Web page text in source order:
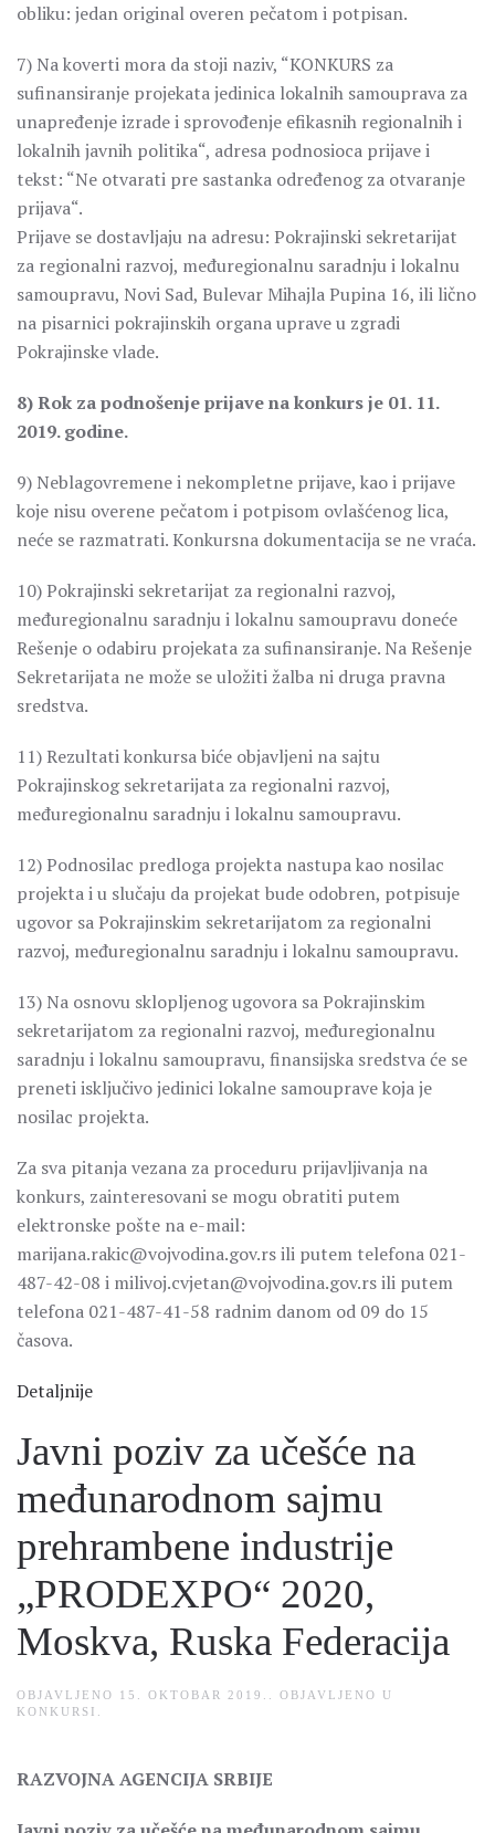
obliku: jedan original overen pečatom i potpisan.
7) Na koverti mora da stoji naziv, “KONKURS za
sufinansiranje projekata jedinica lokalnih samouprava za
unapređenje izrade i sprovođenje efikasnih regionalnih i
lokalnih javnih politika“, adresa podnosioca prijave i
tekst: “Ne otvarati pre sastanka određenog za otvaranje
prijava“.
Prijave se dostavljaju na adresu: Pokrajinski sekretarijat
za regionalni razvoj, međuregionalnu saradnju i lokalnu
samoupravu, Novi Sad, Bulevar Mihajla Pupina 16, ili lično
na pisarnici pokrajinskih organa uprave u zgradi
Pokrajinske vlade.
8) Rok za podnošenje prijave na konkurs je 01. 11.
2019. godine.
9) Neblagovremene i nekompletne prijave, kao i prijave
koje nisu overene pečatom i potpisom ovlašćenog lica,
neće se razmatrati. Konkursna dokumentacija se ne vraća.
10) Pokrajinski sekretarijat za regionalni razvoj,
međuregionalnu saradnju i lokalnu samoupravu doneće
Rešenje o odabiru projekata za sufinansiranje. Na Rešenje
Sekretarijata ne može se uložiti žalba ni druga pravna
sredstva.
11) Rezultati konkursa biće objavljeni na sajtu
Pokrajinskog sekretarijata za regionalni razvoj,
međuregionalnu saradnju i lokalnu samoupravu.
12) Podnosilac predloga projekta nastupa kao nosilac
projekta i u slučaju da projekat bude odobren, potpisuje
ugovor sa Pokrajinskim sekretarijatom za regionalni
razvoj, međuregionalnu saradnju i lokalnu samoupravu.
13) Na osnovu sklopljenog ugovora sa Pokrajinskim
sekretarijatom za regionalni razvoj, međuregionalnu
saradnju i lokalnu samoupravu, finansijska sredstva će se
preneti isključivo jedinici lokalne samouprave koja je
nosilac projekta.
Za sva pitanja vezana za proceduru prijavljivanja na
konkurs, zainteresovani se mogu obratiti putem
elektronske pošte na e-mail:
marijana.rakic@vojvodina.gov.rs ili putem telefona 021-
487-42-08 i milivoj.cvjetan@vojvodina.gov.rs ili putem
telefona 021-487-41-58 radnim danom od 09 do 15
časova.
Detaljnije
Javni poziv za učešće na
međunarodnom sajmu
prehrambene industrije
„PRODEXPO“ 2020,
Moskva, Ruska Federacija
OBJAVLJENO 15. OKTOBAR 2019.
. OBJAVLJENO U
KONKURSI
RAZVOJNA AGENCIJA SRBIJE